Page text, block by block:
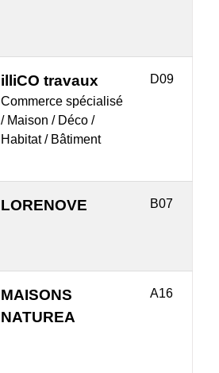
illiCO travaux
Commerce spécialisé
/ Maison / Déco /
Habitat / Bâtiment
D09
LORENOVE B07
MAISONS
NATUREA
A16